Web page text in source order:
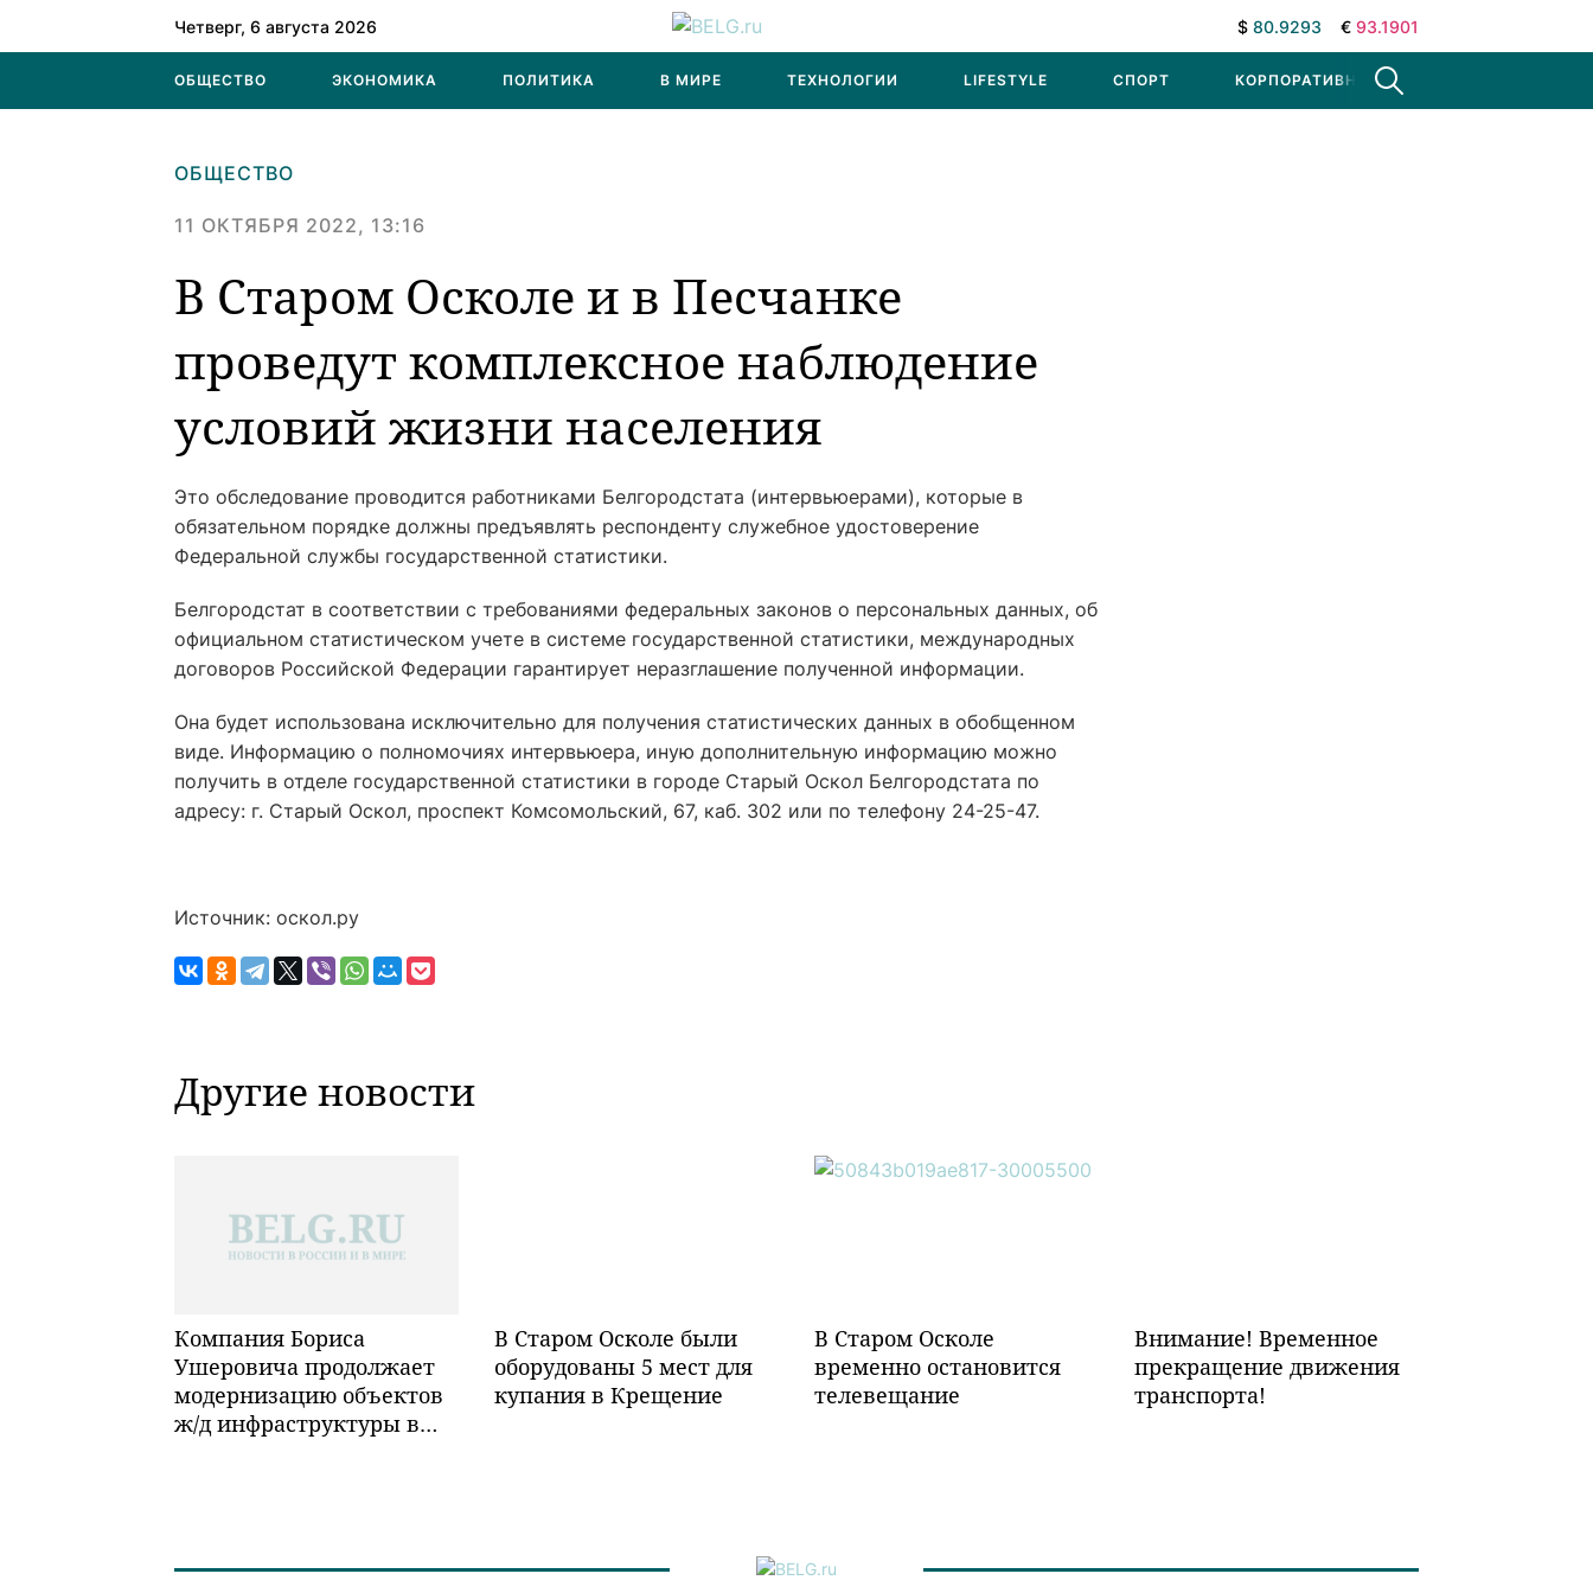
Четверг, 6 августа 2026 $ 80.9293 € 93.1901
ОБЩЕСТВО ЭКОНОМИКА ПОЛИТИКА В МИРЕ ТЕХНОЛОГИИ LIFESTYLE СПОРТ КОРПОРАТИВНЫЕ НОВОСТИ
ОБЩЕСТВО
11 ОКТЯБРЯ 2022, 13:16
В Старом Осколе и в Песчанке
проведут комплексное наблюдение
условий жизни населения
Это обследование проводится работниками Белгородстата (интервьюерами), которые в
обязательном порядке должны предъявлять респонденту служебное удостоверение
Федеральной службы государственной статистики.
Белгородстат в соответствии с требованиями федеральных законов о персональных данных, об
официальном статистическом учете в системе государственной статистики, международных
договоров Российской Федерации гарантирует неразглашение полученной информации.
Она будет использована исключительно для получения статистических данных в обобщенном
виде. Информацию о полномочиях интервьюера, иную дополнительную информацию можно
получить в отделе государственной статистики в городе Старый Оскол Белгородстата по
адресу: г. Старый Оскол, проспект Комсомольский, 67, каб. 302 или по телефону 24-25-47.
Источник: оскол.ру
Другие новости
Компания Бориса
Ушеровича продолжает
модернизацию объектов
ж/д инфраструктуры в
В Старом Осколе были
оборудованы 5 мест для
купания в Крещение
В Старом Осколе
временно остановится
телевещание
Внимание! Временное
прекращение движения
транспорта!